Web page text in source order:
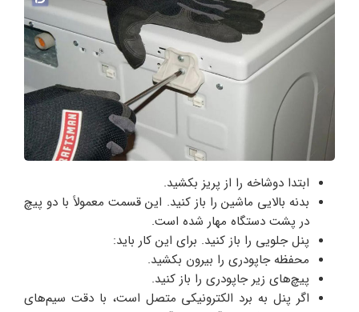
ابتدا دوشاخه را از پریز بکشید.
بدنه بالایی ماشین را باز کنید. این قسمت معمولاً با دو پیچ
در پشت دستگاه مهار شده است.
پنل جلویی را باز کنید. برای این کار باید:
محفظه جاپودری را بیرون بکشید.
پیچ‌های زیر جاپودری را باز کنید.
اگر پنل به برد الکترونیکی متصل است، با دقت سیم‌های